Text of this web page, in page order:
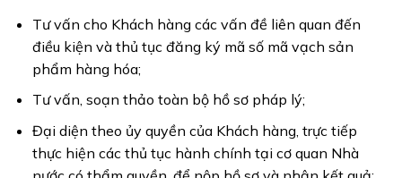
Tư vấn cho Khách hàng các vấn đề liên quan đến
điều kiện và thủ tục đăng ký mã số mã vạch sản
phẩm hàng hóa;
Tư vấn, soạn thảo toàn bộ hồ sơ pháp lý;
Đại diện theo ủy quyền của Khách hàng, trực tiếp
thực hiện các thủ tục hành chính tại cơ quan Nhà